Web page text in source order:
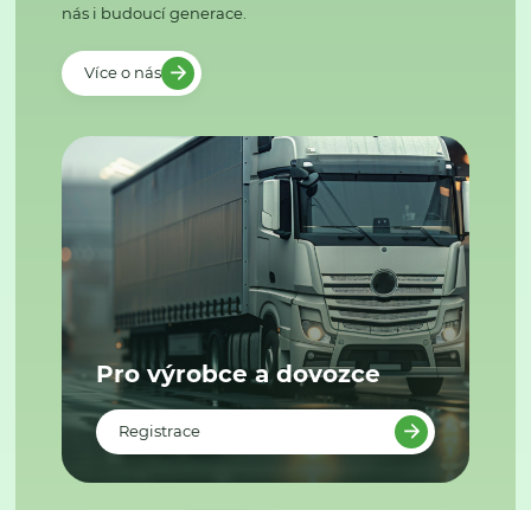
nás i budoucí generace.
Více o nás
Pro výrobce a dovozce
Registrace